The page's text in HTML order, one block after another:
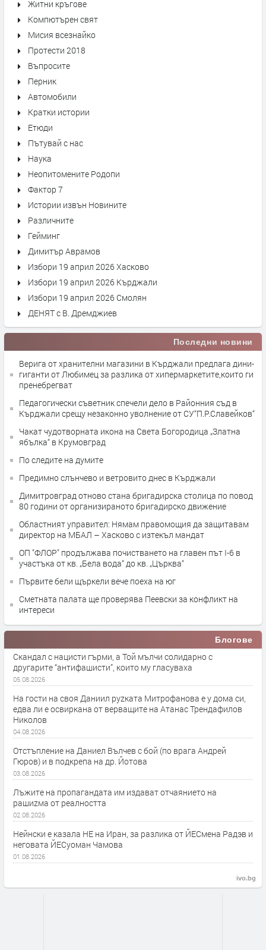
Житни кръгове
Компютърен свят
Мисия всезнайко
Протести 2018
Въпросите
Перник
Автомобили
Кратки истории
Етюди
Пътувай с нас
Наука
Неопитомените Родопи
Фактор 7
Истории извън Новините
Различните
Гейминг
Димитър Аврамов
Избори 19 април 2026 Хасково
Избори 19 април 2026 Кърджали
Избори 19 април 2026 Смолян
ДЕНЯТ с В. Дремджиев
Последни новини
Верига от хранителни магазини в Кърджали предлага дини-
гиганти от Любимец за разлика от хипермаркетите,които ги
пренебрегват
Педагогически съветник спечели дело в Районния съд в
Кърджали срещу незаконно уволнение от СУ“П.Р.Славейков“
Чакат чудотворната икона на Света Богородица „Златна
ябълка“ в Крумовград
По следите на думите
Предимно слънчево и ветровито днес в Кърджали
Димитровград отново стана бригадирска столица по повод
80 години от организираното бригадирско движение
Областният управител: Нямам правомощия да защитавам
директор на МБАЛ – Хасково с изтекъл мандат
ОП "ФЛОР" продължава почистването на главен път I-6 в
участъка от кв. „Бела вода“ до кв. „Църква“
Първите бели щъркели вече поеха на юг
Сметната палата ще провeрява Пеевски за конфликт на
интереси
Блогове
Скандал с нацисти гърми, а Той мълчи солидарно с
другарите “антифашисти”, които му гласуваха
05.08.2026
На гости на своя Даниил руzката Митрофанова е у дома си,
едва ли е освиркана от верващите на Атанас Трендафилов
Николов
04.08.2026
Отстъпление на Даниел Вълчев с бой (по врага Андрей
Гюров) и в подкрепа на др. Йотова
03.08.2026
Лъжите на пропагандата им издават отчаянието на
рашиzма от реалността
02.08.2026
Нейнски е казала НЕ на Иран, за разлика от ЙЕСмена Радэв и
неговата ЙЕСуоман Чамова
01.08.2026
ivo.bg